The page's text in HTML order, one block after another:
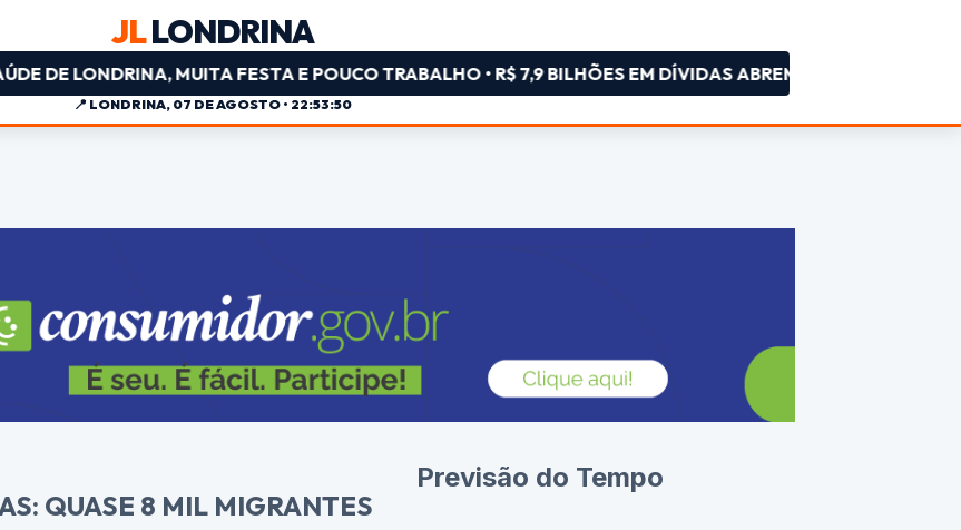
JLLONDRINA
MUITA FESTA E POUCO TRABALHO • R$ 7,9 BILHÕES EM DÍVIDAS ABREM NOVA FASE DO
📍LONDRINA, 07 DE AGOSTO • 22:53:51
QUASE 8 MIL MIGRANTES
Previsão do Tempo